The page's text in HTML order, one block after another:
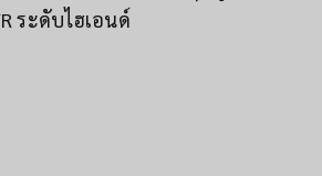
ระดับไฮเอนด์